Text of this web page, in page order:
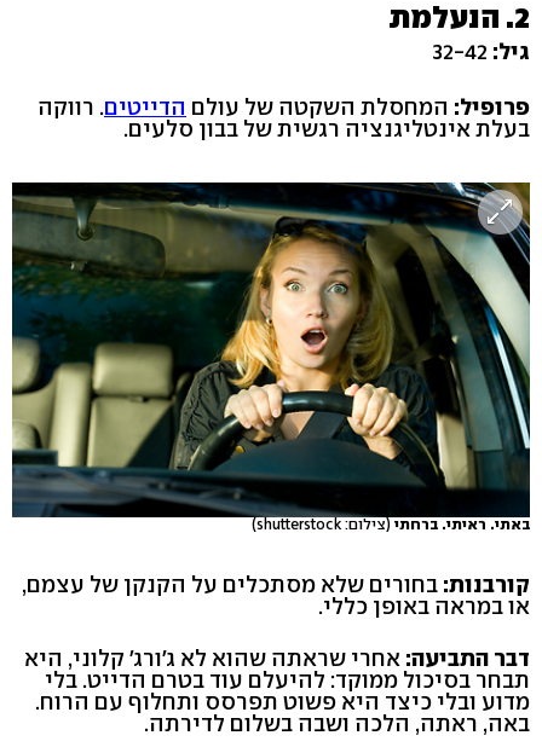
2. הנעלמת
גיל:
פרופיל: המחסלת השקטה של עולם הדייטים. רווקה
בעלת אינטליגנציה רגשית של בבון סלעים.
באתי. ראיתי. ברחתי (צילום: shutterstock)
קורבנות: בחורים שלא מסתכלים על הקנקן של עצמם,
או במראה באופן כללי.
דבר התביעה: אחרי שראתה שהוא לא ג'ורג' קלוני, היא
תבחר בסיכול ממוקד: להיעלם עוד בטרם הדייט. בלי
מדוע ובלי כיצד היא פשוט תפרסס ותחלוף עם הרוח.
באה, ראתה, הלכה ושבה בשלום לדירתה.